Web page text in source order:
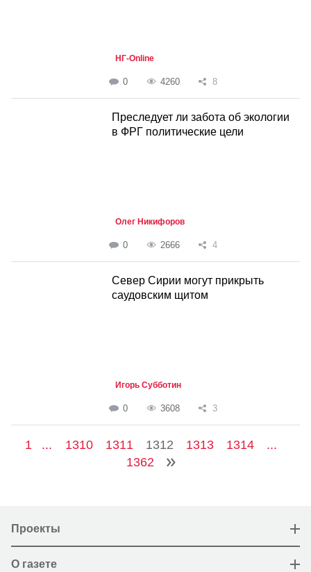
НГ-Online
0 4260 8
Преследует ли забота об экологии
в ФРГ политические цели
Олег Никифоров
0 2666 4
Север Сирии могут прикрыть
саудовским щитом
Игорь Субботин
0 3608 3
1 ... 1310 1311 1312 1313 1314
...
1362
Проекты
О газете